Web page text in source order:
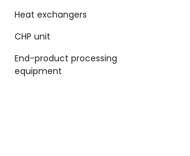
Heat exchangers
CHP unit
End-product processing
equipment